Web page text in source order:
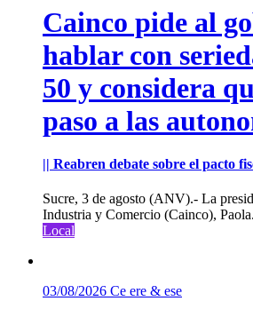
Cainco pide al
hablar con
50 y considera
paso a las
|| Reabren debate sobre el pacto
Sucre, 3 de agosto (ANV).- La
Industria y Comercio (Cainco),
Local
03/08/2026 Ce ere & ese